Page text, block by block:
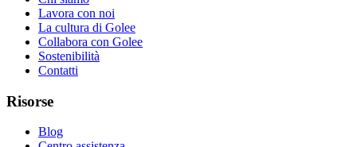
Lavora con noi
La cultura di Golee
Collabora con Golee
Sostenibilità
Contatti
Risorse
Blog